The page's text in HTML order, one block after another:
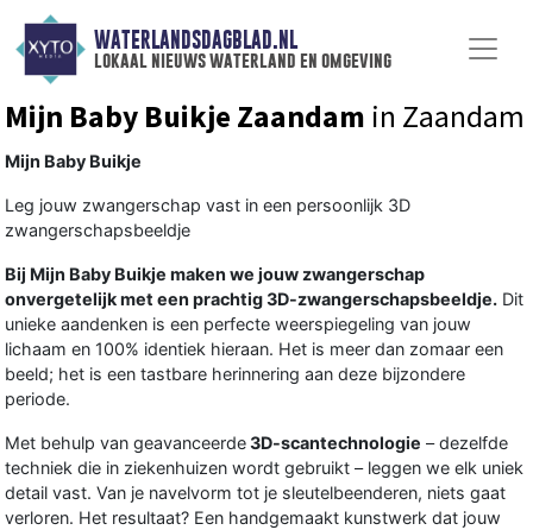
WATERLANDSDAGBLAD.NL
lokaal nieuws waterland en omgeving
Mijn Baby Buikje Zaandam in Zaandam
Mijn Baby Buikje
Leg jouw zwangerschap vast in een persoonlijk 3D
zwangerschapsbeeldje
Bij Mijn Baby Buikje maken we jouw zwangerschap
onvergetelijk met een prachtig 3D-zwangerschapsbeeldje. Dit
unieke aandenken is een perfecte weerspiegeling van jouw
lichaam en 100% identiek hieraan. Het is meer dan zomaar een
beeld; het is een tastbare herinnering aan deze bijzondere
periode.
Met behulp van geavanceerde3D-scantechnologie – dezelfde
techniek die in ziekenhuizen wordt gebruikt – leggen we elk uniek
detail vast. Van je navelvorm tot je sleutelbeenderen, niets gaat
verloren. Het resultaat? Een handgemaakt kunstwerk dat jouw